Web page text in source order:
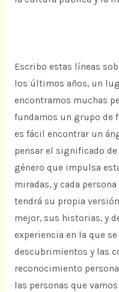
Escribo estas líneas
los últimos años, un
encontramos muchas
fundamos un grupo de
es fácil encontrar un
pensar el significado
género que impulsa
miradas, y cada
tendrá su propia
mejor, sus historias, y
experiencia en la que
descubrimientos y las
reconocimiento
las personas que